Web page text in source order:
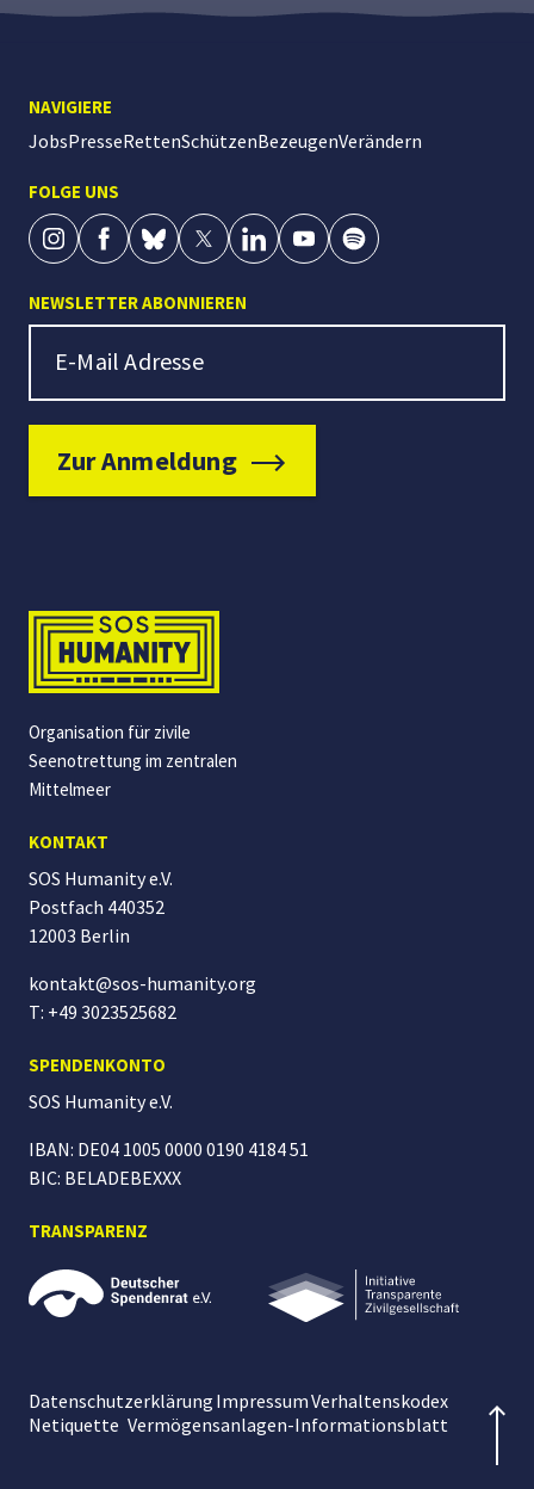
NAVIGIERE
JobsPresseRettenSchützenBezeugenVerändern
FOLGE UNS
NEWSLETTER ABONNIEREN
Newsletter Signup
E-Mail Adresse
Zur Anmeldung
Organisation für zivile
Seenotrettung im zentralen
Mittelmeer
KONTAKT
SOS Humanity e.V.
Postfach 440352
12003 Berlin
kontakt@sos-humanity.org
T: +49 3023525682
SPENDENKONTO
SOS Humanitye.V.
IBAN: DE04 1005 0000 0190 4184 51
BIC: BELADEBEXXX
TRANSPARENZ
Datenschutzerklärung ImpressumVerhaltenskodex
Netiquette Vermögensanlagen-Informationsblatt